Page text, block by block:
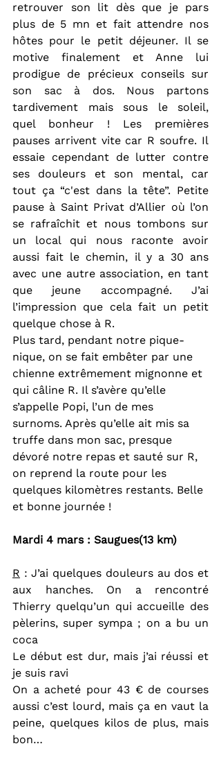
retrouver son lit dès que je pars
plus de 5 mn et fait attendre nos
hôtes pour le petit déjeuner. Il se
motive finalement et Anne lui
prodigue de précieux conseils sur
son sac à dos. Nous partons
tardivement mais sous le soleil,
quel bonheur ! Les premières
pauses arrivent vite car R soufre. Il
essaie cependant de lutter contre
ses douleurs et son mental, car
tout ça “c'est dans la tête”. Petite
pause à Saint Privat d’Allier où l’on
se rafraîchit et nous tombons sur
un local qui nous raconte avoir
aussi fait le chemin, il y a 30 ans
avec une autre association, en tant
que jeune accompagné. J’ai
l’impression que cela fait un petit
quelque chose à R.
Plus tard, pendant notre pique-
nique, on se fait embêter par une
chienne extrêmement mignonne et
qui câline R. Il s’avère qu’elle
s’appelle Popi, l’un de mes
surnoms. Après qu’elle ait mis sa
truffe dans mon sac, presque
dévoré notre repas et sauté sur R,
on reprend la route pour les
quelques kilomètres restants. Belle
et bonne journée !
Mardi 4 mars : Saugues(13 km)
R : J’ai quelques douleurs au dos et
aux hanches. On a rencontré
Thierry quelqu’un qui accueille des
pèlerins, super sympa ; on a bu un
coca
Le début est dur, mais j’ai réussi et
je suis ravi
On a acheté pour 43 € de courses
aussi c’est lourd, mais ça en vaut la
peine, quelques kilos de plus, mais
bon…